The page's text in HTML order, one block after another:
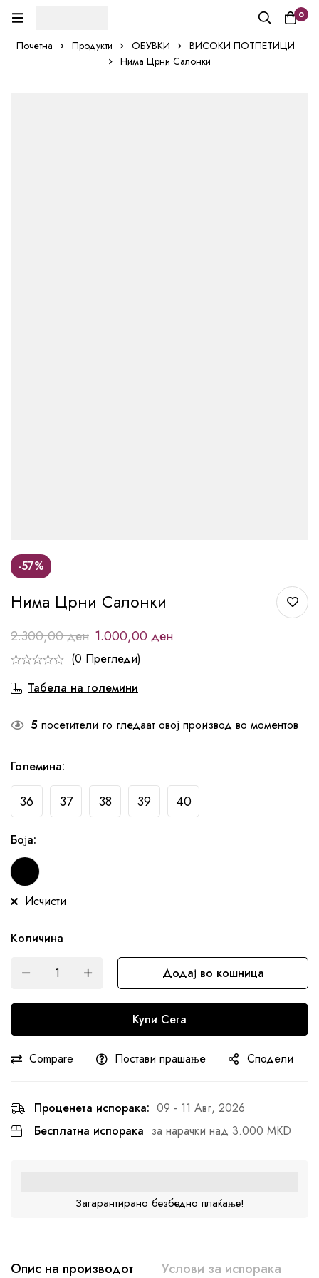
0
Почетна Продукти ОБУВКИ
ВИСОКИ ПОТПЕТИЦИ
Нима Црни Салонки
-57%
Нима Црни Салонки
2.300,00ден 1.000,00 ден
(0 Прегледи)
Табела на големини
5 посетители го гледаат овој производ во моментов
Големина:
36 37 38 39 40
Боја:
Исчисти
Количина
Додај во кошница
Купи Сега
Compare Постави прашање Сподели
Проценета испорака: 09 - 11 Авг, 2026
Бесплатна испорака за нарачки над 3.000 MKD
Загарантирано безбедно плаќање!
Опис на производот Услови за испорака